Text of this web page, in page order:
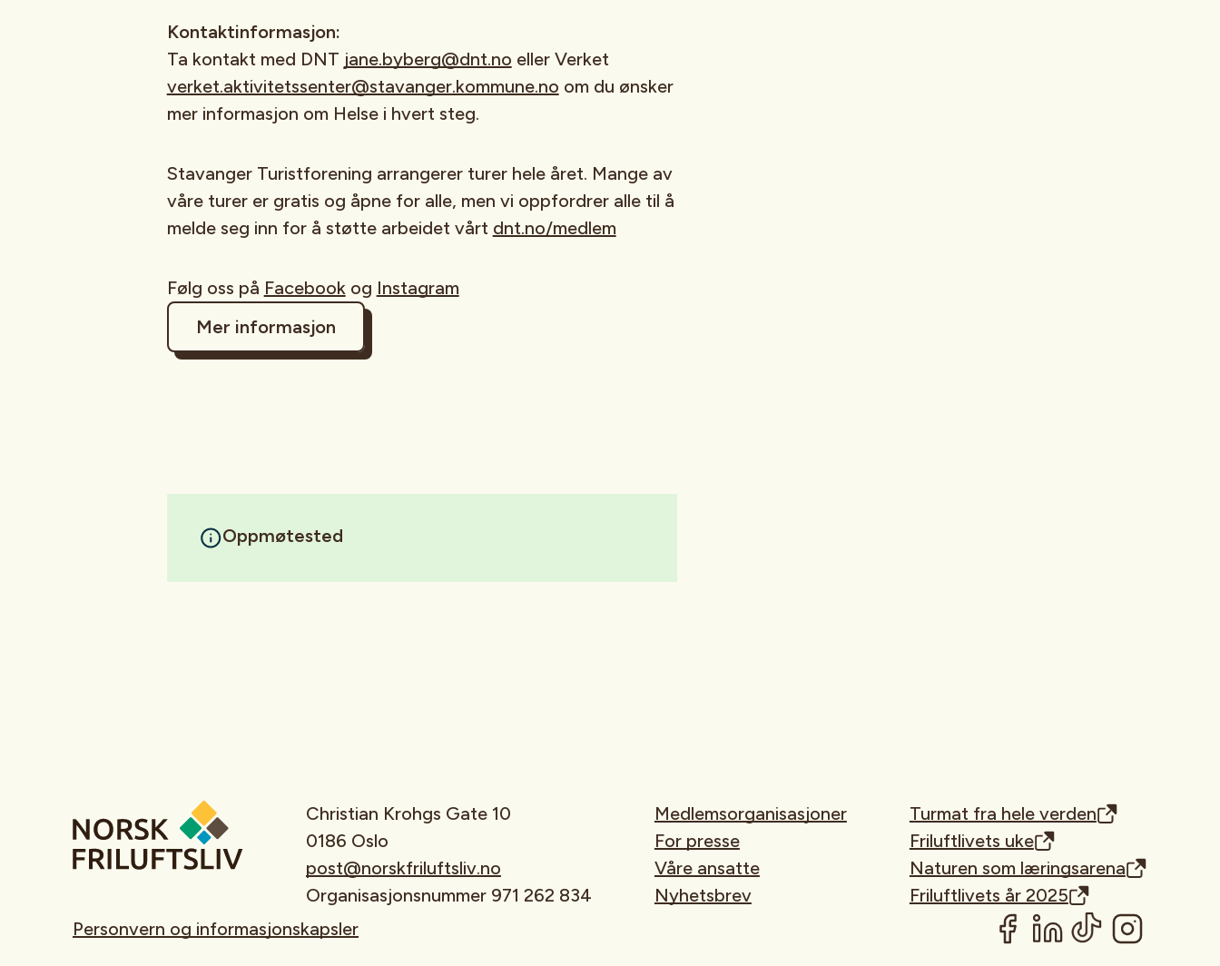
Kontaktinformasjon:
Ta kontakt med DNT jane.byberg@dnt.no eller Verket
verket.aktivitetssenter@stavanger.kommune.no om du ønsker
mer informasjon om Helse i hvert steg.
Stavanger Turistforening arrangerer turer hele året. Mange av
våre turer er gratis og åpne for alle, men vi oppfordrer alle til å
melde seg inn for å støtte arbeidet vårt dnt.no/medlem
Følg oss på Facebookog Instagram
Mer informasjon
Oppmøtested
Christian Krohgs Gate 10
0186 Oslo
post@norskfriluftsliv.no
Organisasjonsnummer 971 262 834
Medlemsorganisasjoner
For presse
Våre ansatte
Nyhetsbrev
Turmat fra hele verden
Friluftlivets uke
Naturen som læringsarena
Friluftlivets år 2025
Personvern og informasjonskapsler